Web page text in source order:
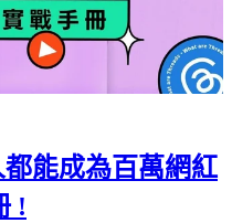
能成為百萬網紅
!